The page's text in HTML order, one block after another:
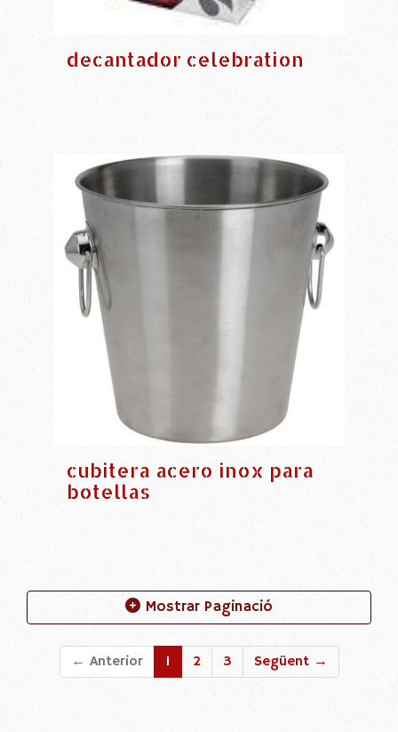
decantador celebration
cubitera acero inox para
botellas
Mostrar Paginació
← Anterior 1 2 3 Següent →